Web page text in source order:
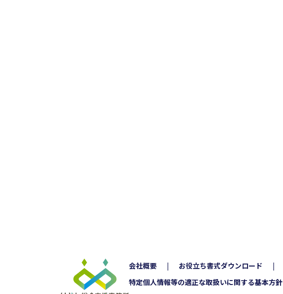
会社概要 お役立ち書式ダウンロード
特定個人情報等の適正な取扱いに関する基本方針